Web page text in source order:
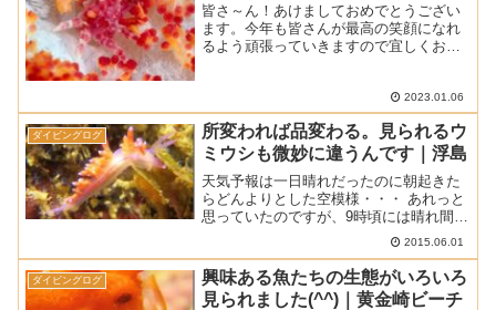
皆さ～ん！あけましておめでとうござい
ます。今年も皆さんが最高の笑顔になれ
るよう頑張っていきますので宜しくお願
た。潜っている時は晴れていたから気持
ちよかったですよ。富士山も...
2023.01.06
ダイビングログ
所変われば品変わる。見られるウ
ミウシも微妙に違うんです｜浮島
天気予報は一日晴れだったのに朝起きた
らどんよりとした空模様・・・ あれっと
思っていたのですが、9時頃には晴れ間が
出てきて暖かい1日になりました。 今週
浮島のリクエストが入っているので、今
日はその下見に行ってきました。 浮島で
はしばらく潜って...
2015.06.01
ダイビングログ
興味ある魚たちの生態がいろいろ
見られました(^^)｜黄金崎ビーチ